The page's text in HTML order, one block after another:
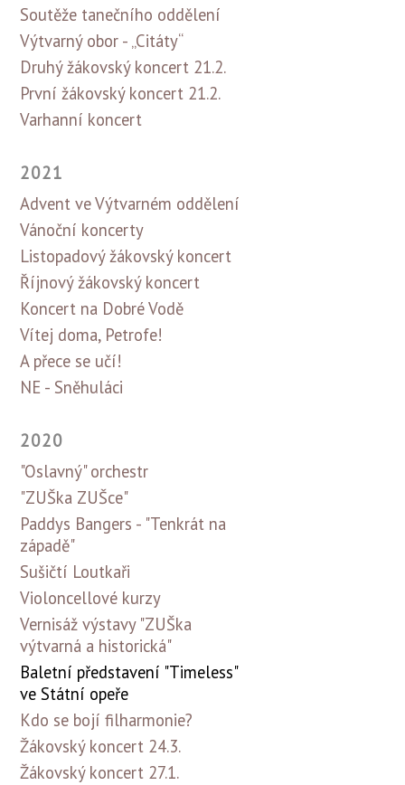
Soutěže tanečního oddělení
Výtvarný obor - „Citáty“
Druhý žákovský koncert 21.2.
První žákovský koncert 21.2.
Varhanní koncert
2021
Advent ve Výtvarném oddělení
Vánoční koncerty
Listopadový žákovský koncert
Říjnový žákovský koncert
Koncert na Dobré Vodě
Vítej doma, Petrofe!
A přece se učí!
NE - Sněhuláci
2020
"Oslavný" orchestr
"ZUŠka ZUŠce"
Paddys Bangers - "Tenkrát na
západě"
Sušičtí Loutkaři
Violoncellové kurzy
Vernisáž výstavy "ZUŠka
výtvarná a historická"
Baletní představení "Timeless"
ve Státní opeře
Kdo se bojí filharmonie?
Žákovský koncert 24.3.
Žákovský koncert 27.1.